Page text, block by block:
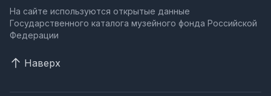
На сайте используются открытые данные
Государственного каталога музейного фонда Российской
Федерации
Наверх